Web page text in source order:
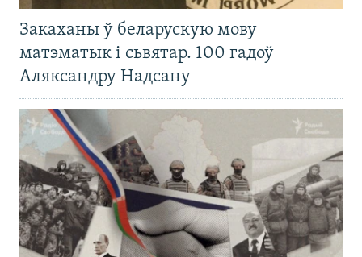
Закаханы ў беларускую мову
матэматык і сьвятар. 100 гадоў
Аляксандру Надсану